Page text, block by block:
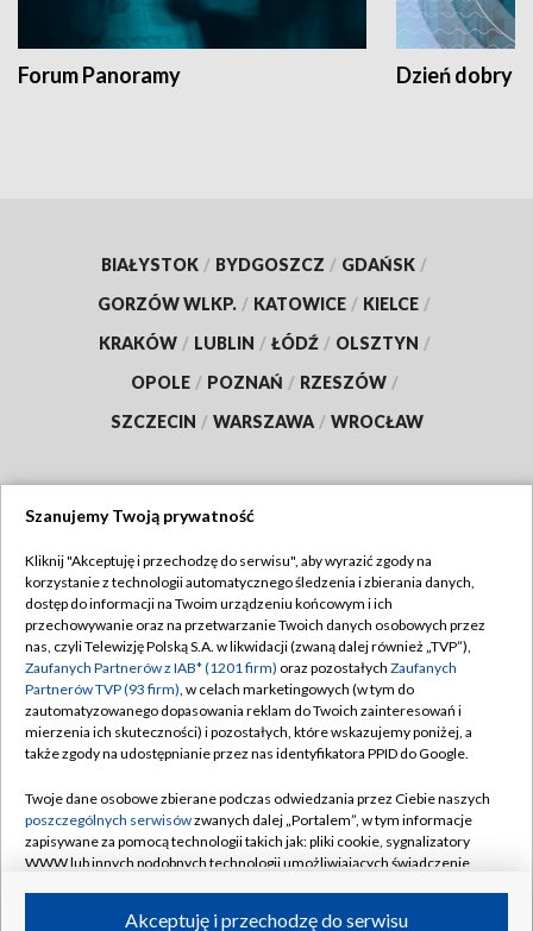
Forum Panoramy Dzień dobry
BIAŁYSTOK / BYDGOSZCZ / GDAŃSK /
GORZÓW WLKP. / KATOWICE / KIELCE /
KRAKÓW / LUBLIN / ŁÓDŹ / OLSZTYN /
OPOLE / POZNAŃ / RZESZÓW /
SZCZECIN / WARSZAWA / WROCŁAW
TVP
Abonament TVP
Emisja w TVP
Centrum informacji TVP
Naziemna Telewizja Cyfrowa
Rada Programowa
System NOS
Informacje o nadawcy
Regulamin TVP
Polityka prywatności
Moje zgody
Pomoc
Kontakt
Kanały
Szanujemy Twoją prywatność
Kliknij "Akceptuję i przechodzę do serwisu", aby wyrazić zgody na
korzystanie z technologii automatycznego śledzenia i zbierania danych,
dostęp do informacji na Twoim urządzeniu końcowym i ich
przechowywanie oraz na przetwarzanie Twoich danych osobowych przez
nas, czyli Telewizję Polską S.A. w likwidacji (zwaną dalej również „TVP”),
Zaufanych Partnerów z IAB* (1201 firm) oraz pozostałych Zaufanych
Partnerów TVP (93 firm), w celach marketingowych (w tym do
zautomatyzowanego dopasowania reklam do Twoich zainteresowań i
mierzenia ich skuteczności) i pozostałych, które wskazujemy poniżej, a
także zgody na udostępnianie przez nas identyfikatora PPID do Google.
Twoje dane osobowe zbierane podczas odwiedzania przez Ciebie naszych
poszczególnych serwisówzwanych dalej „Portalem”, w tym informacje
zapisywane za pomocą technologii takich jak: pliki cookie, sygnalizatory
WWW lub innych podobnych technologii umożliwiających świadczenie
ruchu w Internecie.Akceptuję i przechodzę do serwisu